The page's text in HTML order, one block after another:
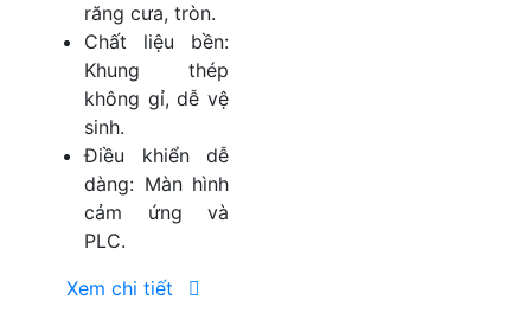
răng cưa, tròn.
Chất liệu bền:
Khung thép
không gỉ, dễ vệ
sinh.
Điều khiển dễ
dàng: Màn hình
cảm ứng và
PLC.
Xem chi tiết